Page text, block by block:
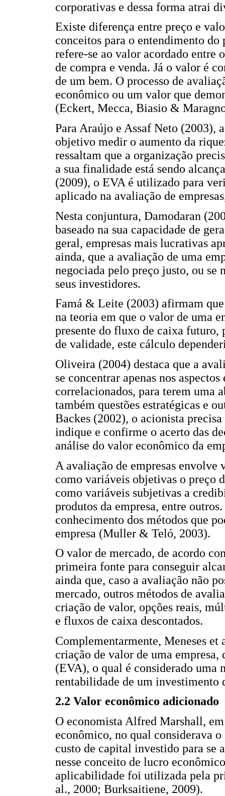
corporativas e dessa forma atrai
Existe diferença entre preço e
conceitos para o entendimento do
refere-se ao valor acordado entre
de compra e venda. Já o valor é
de um bem. O processo de
econômico ou um valor que
(Eckert, Mecca, Biasio &
Para Araújo e Assaf Neto (2003),
objetivo medir o aumento da
ressaltam que a organização
a sua finalidade está sendo
(2009), o EVA é utilizado para
aplicado na avaliação de
Nesta conjuntura, Damodaran
baseado na sua capacidade de
geral, empresas mais lucrativas
ainda, que a avaliação de uma
negociada pelo preço justo, ou se
seus investidores.
Famá & Leite (2003) afirmam
na teoria em que o valor de uma
presente do fluxo de caixa futuro,
de validade, este cálculo
Oliveira (2004) destaca que a
se concentrar apenas nos
correlacionados, para terem uma
também questões estratégicas e
Backes (2002), o acionista
indique e confirme o acerto das
análise do valor econômico da
A avaliação de empresas
como variáveis objetivas o preço
como variáveis subjetivas a
produtos da empresa, entre
conhecimento dos métodos que
empresa (Muller & Teló, 2003).
O valor de mercado, de acordo
primeira fonte para conseguir
ainda que, caso a avaliação não
mercado, outros métodos de
criação de valor, opções reais,
e fluxos de caixa descontados.
Complementarmente, Meneses
criação de valor de uma
(EVA), o qual é considerado uma
rentabilidade de um investimento
2.2 Valor econômico adicionado
O economista Alfred Marshall,
econômico, no qual considerava
custo de capital investido para se
nesse conceito de lucro
aplicabilidade foi utilizada pela
al., 2000; Burksaitiene, 2009).